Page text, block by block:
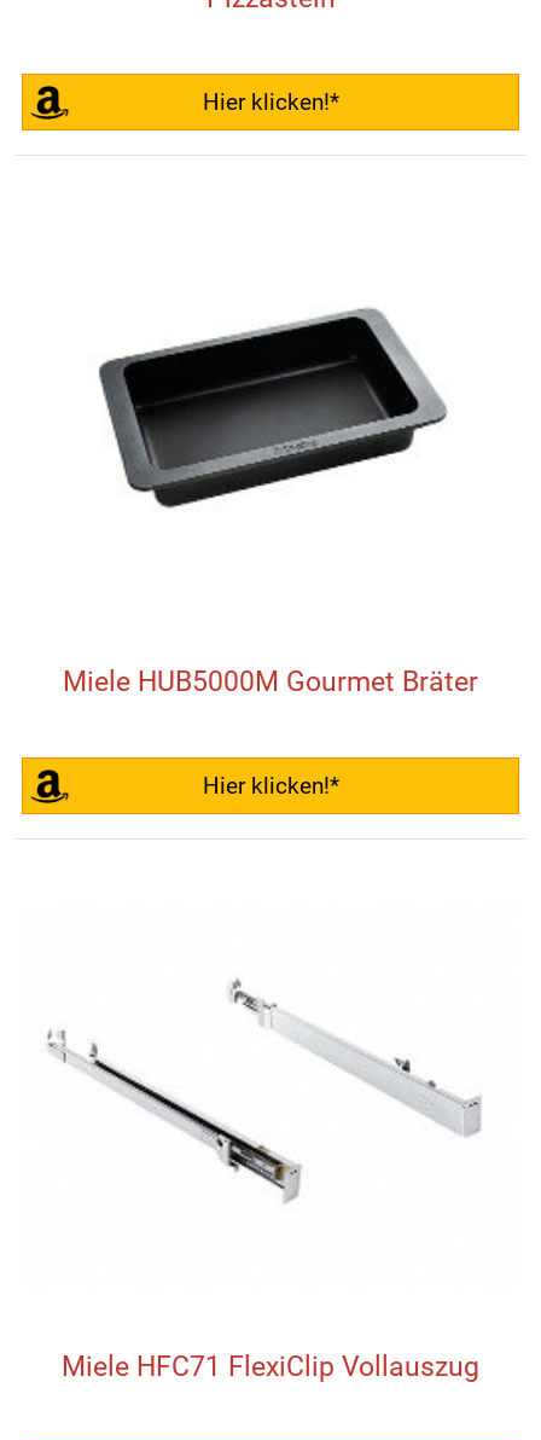
Hier klicken!*
Miele HUB5000M Gourmet Bräter
Hier klicken!*
Miele HFC71 FlexiClip Vollauszug